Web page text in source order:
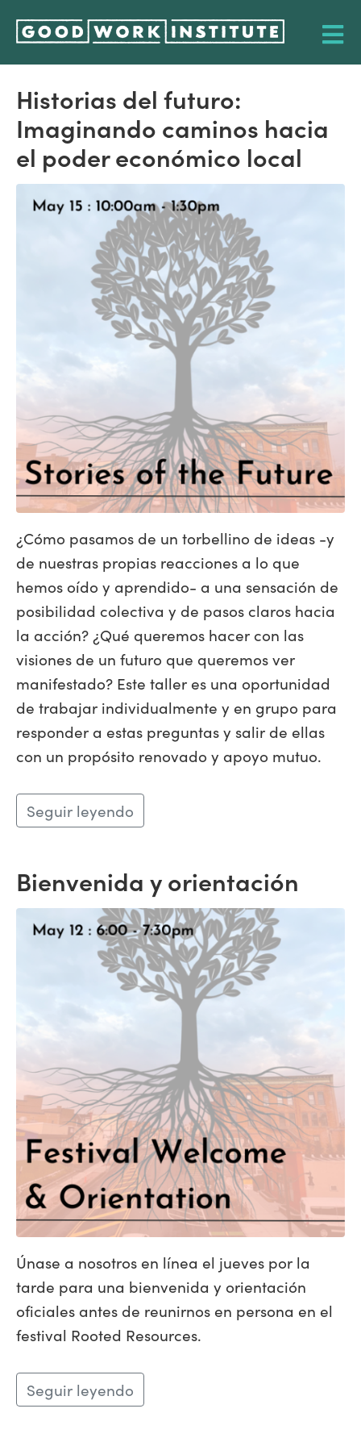
Historias del futuro:
Imaginando caminos hacia
el poder económico local
¿Cómo pasamos de un torbellino de ideas -y
de nuestras propias reacciones a lo que
hemos oído y aprendido- a una sensación de
posibilidad colectiva y de pasos claros hacia
la acción? ¿Qué queremos hacer con las
visiones de un futuro que queremos ver
manifestado? Este taller es una oportunidad
de trabajar individualmente y en grupo para
responder a estas preguntas y salir de ellas
con un propósito renovado y apoyo mutuo.
Seguir leyendo
Bienvenida y orientación
Únase a nosotros en línea el jueves por la
tarde para una bienvenida y orientación
oficiales antes de reunirnos en persona en el
festival Rooted Resources.
Seguir leyendo